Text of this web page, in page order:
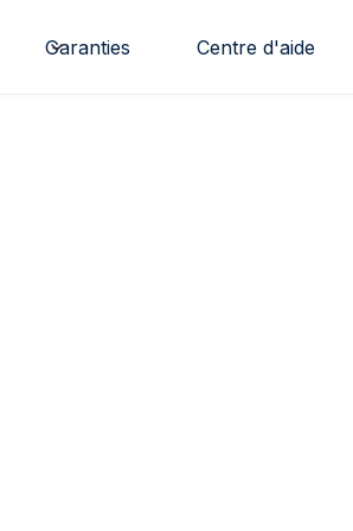
Garanties Centre d'aide